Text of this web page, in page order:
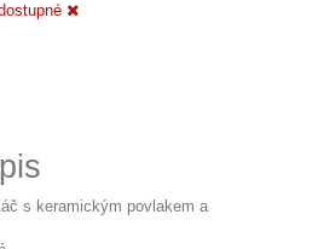
s keramickým povlakem a